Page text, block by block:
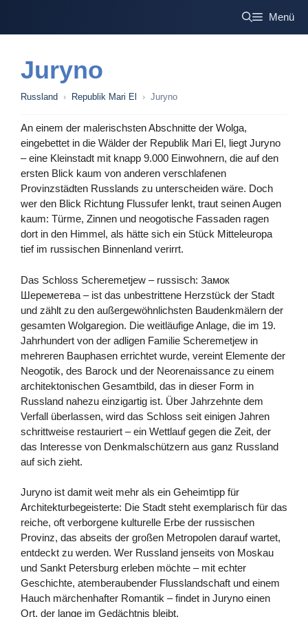
springen
Menü
Juryno
Russland › Republik Mari El › Juryno
An einem der malerischsten Abschnitte der Wolga,
eingebettet in die Wälder der Republik Mari El, liegt Juryno
– eine Kleinstadt mit knapp 9.000 Einwohnern, die auf den
ersten Blick kaum von anderen verschlafenen
Provinzstädten Russlands zu unterscheiden wäre. Doch
wer den Blick Richtung Flussufer lenkt, traut seinen Augen
kaum: Türme, Zinnen und neogotische Fassaden ragen
dort in den Himmel, als hätte sich ein Stück Mitteleuropa
tief im russischen Binnenland verirrt.
Das Schloss Scheremetjew – russisch: Замок
Шереметева – ist das unbestrittene Herzstück der Stadt
und zählt zu den außergewöhnlichsten Baudenkmälern der
gesamten Wolgaregion. Die weitläufige Anlage, die im 19.
Jahrhundert von der adligen Familie Scheremetjew in
mehreren Bauphasen errichtet wurde, vereint Elemente der
Neogotik, des Barock und der Neorenaissance zu einem
architektonischen Gesamtbild, das in dieser Form in
Russland nahezu einzigartig ist. Über Jahrzehnte dem
Verfall überlassen, wird das Schloss seit einigen Jahren
schrittweise restauriert – ein Wettlauf gegen die Zeit, der
das Interesse von Denkmalschützern aus ganz Russland
auf sich zieht.
Juryno ist damit weit mehr als ein Geheimtipp für
Architekturbegeisterte: Die Stadt steht exemplarisch für das
reiche, oft verborgene kulturelle Erbe der russischen
Provinz, das abseits der großen Metropolen darauf wartet,
entdeckt zu werden. Wer Russland jenseits von Moskau
und Sankt Petersburg erleben möchte – mit echter
Geschichte, atemberaubender Flusslandschaft und einem
Hauch märchenhafter Romantik – findet in Juryno einen
Ort, der lange im Gedächtnis bleibt.